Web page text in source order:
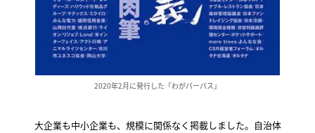
2020年2月に発行した「わがパーパス」
大企業も中小企業も、規模に関係なく掲載しました。自治体